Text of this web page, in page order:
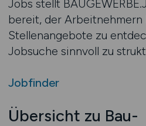
Jobs stellt
bereit, der Arbeitnehmern
Stellenangebote zu
Jobsuche sinnvoll zu
Jobfinder
Übersicht zu Bau-